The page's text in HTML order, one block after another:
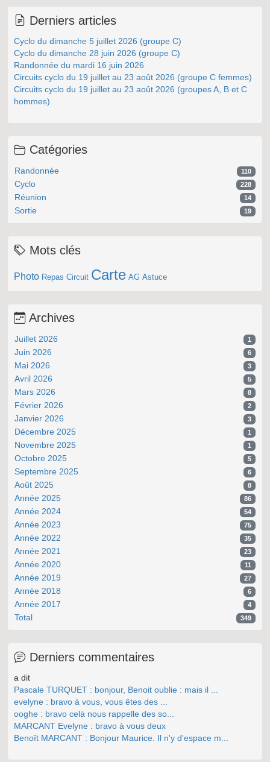
Derniers articles
Cyclo du dimanche 5 juillet 2026 (groupe C)
Cyclo du dimanche 28 juin 2026 (groupe C)
Randonnée du mardi 16 juin 2026
Circuits cyclo du 19 juillet au 23 août 2026 (groupe C femmes)
Circuits cyclo du 19 juillet au 23 août 2026 (groupes A, B et C
hommes)
Catégories
Randonnée 110
Cyclo 228
Réunion 14
Sortie 19
Mots clés
Photo Repas Circuit Carte AG Astuce
Archives
Juillet 2026 1
Juin 2026 6
Mai 2026 3
Avril 2026 5
Mars 2026 8
Février 2026 2
Janvier 2026 3
Décembre 2025 1
Novembre 2025 1
Octobre 2025 5
Septembre 2025 6
Août 2025 8
Année 2025 86
Année 2024 54
Année 2023 75
Année 2022 35
Année 2021 23
Année 2020 11
Année 2019 27
Année 2018 6
Année 2017 4
Total 349
Derniers commentaires
a dit
Pascale TURQUET : bonjour, Benoit oublie : mais il ...
evelyne : bravo à vous, vous êtes des ...
ooghe : bravo celà nous rappelle des so...
MARCANT Evelyne : bravo à vous deux
Benoît MARCANT : Bonjour Maurice. Il n'y d'espace m...